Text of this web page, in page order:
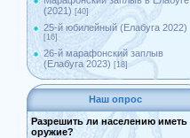
(2021) [40]
25-й юбилейный (Елабуга 2022)
[16]
26-й марафонский заплыв
(Елабуга 2023) [18]
Наш опрос
Разрешить ли населению иметь
оружие?